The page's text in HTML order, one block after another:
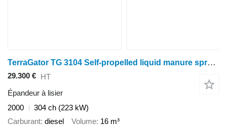
TerraGator TG 3104 Self-propelled liquid manure spreader
29.300 € HT
Épandeur à lisier
2000
304 ch (223 kW)
Carburant diesel Volume 16 m³